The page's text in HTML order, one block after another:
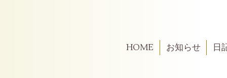
HOME お知らせ 日